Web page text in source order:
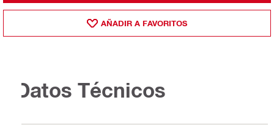
AÑADIR A FAVORITOS
Datos Técnicos